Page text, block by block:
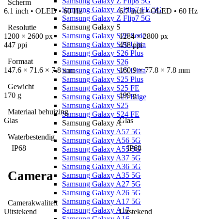
Samsung Galaxy Z Flip7 FE 5G
Samsung Galaxy Z Flip7 5G
Samsung Galaxy S
Samsung Galaxy S26 Serie
Samsung Galaxy S26 Ultra
Samsung Galaxy S26 Plus
Samsung Galaxy S26
Samsung Galaxy S25 Ultra
Samsung Galaxy S25 Plus
Samsung Galaxy S25 FE
Samsung Galaxy S25 Edge
Samsung Galaxy S25
Samsung Galaxy S24 FE
Samsung Galaxy A
Samsung Galaxy A57 5G
Samsung Galaxy A56 5G
Samsung Galaxy A55 5G
Samsung Galaxy A37 5G
Samsung Galaxy A36 5G
Samsung Galaxy A35 5G
Samsung Galaxy A27 5G
Samsung Galaxy A26 5G
Samsung Galaxy A17 5G
Samsung Galaxy A17
Scherm
6.1 inch • OLED • 60 Hz
6.7 inch • OLED • 60 Hz
Resolutie
1200 × 2600 px
447 ppi
1284 × 2800 px
458 ppi
Formaat
147.6 × 71.6 × 7.8mm 160.9 × 77.8 × 7.8 mm
Gewicht
170 g
199 g
Materiaal behuizing
Glas
Glas
Waterbestendig
IP68
IP68
Camera
Camerakwaliteit
Uitstekend
Uitstekend